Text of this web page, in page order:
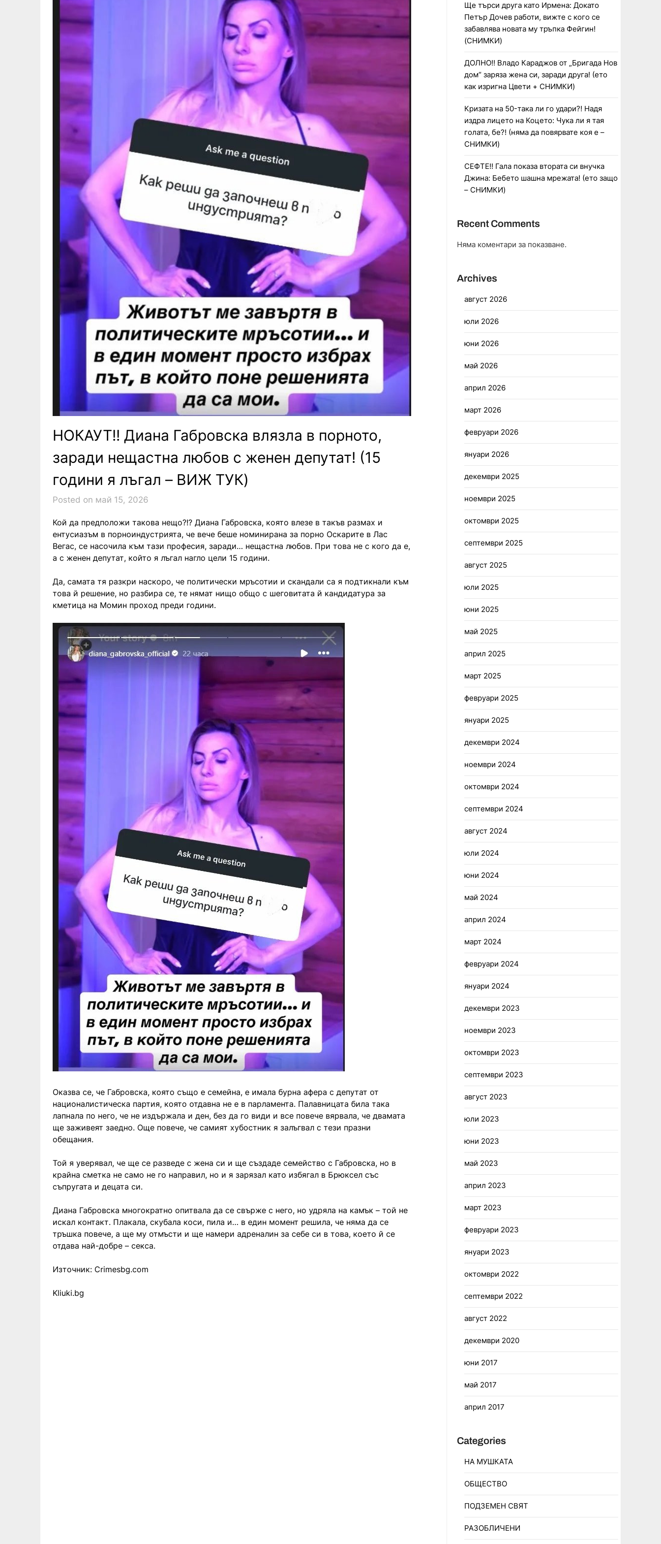
НОКАУТ!! Диана Габровска влязла в порното,
заради нещастна любов с женен депутат! (15
години я лъгал – ВИЖ ТУК)
Posted on май 15, 2026
Кой да предположи такова нещо?!? Диана Габровска, която влезе в такъв размах и
ентусиазъм в порноиндустрията, че вече беше номинирана за порно Оскарите в Лас
Вегас, се насочила към тази професия, заради… нещастна любов. При това не с кого да е,
а с женен депутат, който я лъгал нагло цели 15 години.
Да, самата тя разкри наскоро, че политически мръсотии и скандали са я подтикнали към
това й решение, но разбира се, те нямат нищо общо с шеговитата й кандидатура за
кметица на Момин проход преди години.
Оказва се, че Габровска, която също е семейна, е имала бурна афера с депутат от
националистическа партия, която отдавна не е в парламента. Палавницата била така
лапнала по него, че не издържала и ден, без да го види и все повече вярвала, че двамата
ще заживеят заедно. Още повече, че самият хубостник я залъгвал с тези празни
обещания.
Той я уверявал, че ще се разведе с жена си и ще създаде семейство с Габровска, но в
крайна сметка не само не го направил, но и я зарязал като избягал в Брюксел със
съпругата и децата си.
Диана Габровска многократно опитвала да се свърже с него, но удряла на камък – той не
искал контакт. Плакала, скубала коси, пила и… в един момент решила, че няма да се
тръшка повече, а ще му отмъсти и ще намери адреналин за себе си в това, което й се
отдава най-добре – секса.
Източник: Crimesbg.com
Kliuki.bg
Ще търси друга като Ирмена: Докато
Петър Дочев работи, вижте с кого се
забавлява новата му тръпка Фейгин!
(СНИМКИ)
ДОЛНО!! Владо Караджов от „Бригада Нов
дом“ заряза жена си, заради друга! (ето
как изригна Цвети + СНИМКИ)
Кризата на 50-така ли го удари?! Надя
издра лицето на Коцето: Чука ли я тая
голата, бе?! (няма да повярвате коя е –
СНИМКИ)
СЕФТЕ!! Гала показа втората си внучка
Джина: Бебето шашна мрежата! (ето защо
– СНИМКИ)
Recent Comments
Няма коментари за показване.
Archives
август 2026
юли 2026
юни 2026
май 2026
април 2026
март 2026
февруари 2026
януари 2026
декември 2025
ноември 2025
октомври 2025
септември 2025
август 2025
юли 2025
юни 2025
май 2025
април 2025
март 2025
февруари 2025
януари 2025
декември 2024
ноември 2024
октомври 2024
септември 2024
август 2024
юли 2024
юни 2024
май 2024
април 2024
март 2024
февруари 2024
януари 2024
декември 2023
ноември 2023
октомври 2023
септември 2023
август 2023
юли 2023
юни 2023
май 2023
април 2023
март 2023
февруари 2023
януари 2023
октомври 2022
септември 2022
август 2022
декември 2020
юни 2017
май 2017
април 2017
Categories
НА МУШКАТА
ОБЩЕСТВО
ПОДЗЕМЕН СВЯТ
РАЗОБЛИЧЕНИ